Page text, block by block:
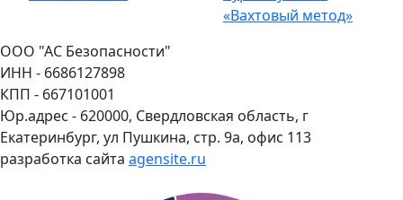
«Вахтовый метод»
ООО "АС Безопасности"
ИНН - 6686127898
КПП - 667101001
Юр.адрес - 620000, Свердловская область, г
Екатеринбург, ул Пушкина, стр. 9а, офис 113
разработка сайта agensite.ru